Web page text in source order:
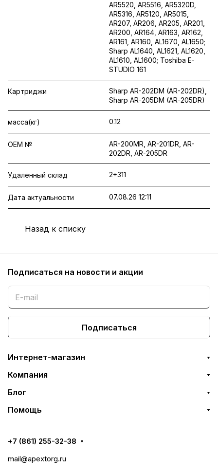
AR5520, AR5516, AR5320D,
AR5316, AR5120, AR5015,
AR207, AR206, AR205, AR201,
AR200, AR164, AR163, AR162,
AR161, AR160, AL1670, AL1650;
Sharp AL1640, AL1621, AL1620,
AL1610, AL1600; Toshiba E-
STUDIO 161
Картриджи
Sharp AR-202DM (AR-202DR),
Sharp AR-205DM (AR-205DR)
масса(кг) 0.12
OEM №
AR-200MR, AR-201DR, AR-
202DR, AR-205DR
Удаленный склад 2+311
Дата актуальности 07.08.26 12:11
Назад к списку
Подписаться на новости и акции
Подписаться
Интернет-магазин
Компания
Блог
Помощь
+7 (861) 255-32-38
mail@apextorg.ru